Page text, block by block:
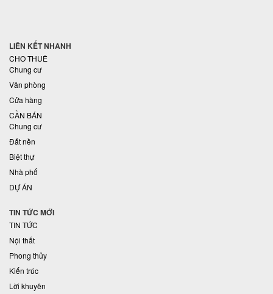
LIÊN KẾT NHANH
CHO THUÊ
Chung cư
Văn phòng
Cửa hàng
CẦN BÁN
Chung cư
Đất nền
Biệt thự
Nhà phố
DỰ ÁN
TIN TỨC MỚI
TIN TỨC
Nội thất
Phong thủy
Kiến trúc
Lời khuyên